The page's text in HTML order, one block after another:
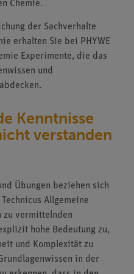
Chemie.
der Sachverhalte
erhalten Sie bei PHYWE
Experimente, die das
und
Kenntnisse
verstanden
Übungen beziehen sich
Allgemeine
zu vermittelnden
hohe Bedeutung zu,
und Komplexität zu
in der